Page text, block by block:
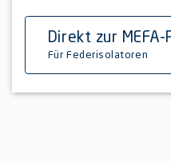
Direkt zur
Für Federisolatoren